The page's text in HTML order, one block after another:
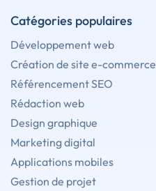
Catégories populaires
Développement web
Création de site e-commerce
Référencement SEO
Rédaction web
Design graphique
Marketing digital
Applications mobiles
Gestion de projet